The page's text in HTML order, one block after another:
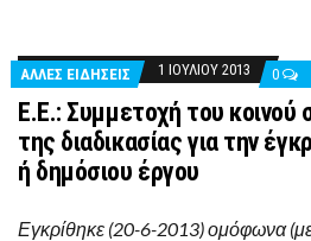
ΑΛΛΕΣ ΕΙΔΗΣΕΙΣ 1 ΙΟΥΛΊΟΥ 2013 0
Ε.Ε.: Συμμετοχή του κοινού
της διαδικασίας για την
ή δημόσιου έργου
Εγκρίθηκε (20-6-2013) ομόφωνα